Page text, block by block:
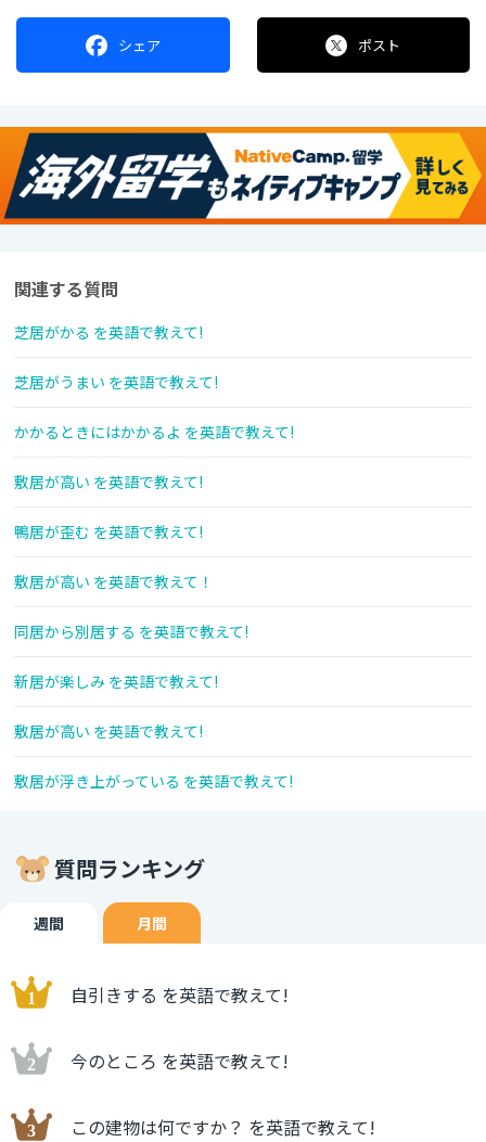
シェア ポスト
関連する質問
芝居がかる を英語で教えて!
芝居がうまい を英語で教えて!
かかるときにはかかるよ を英語で教えて!
敷居が高い を英語で教えて!
鴨居が歪む を英語で教えて!
敷居が高い を英語で教えて！
同居から別居する を英語で教えて!
新居が楽しみ を英語で教えて!
敷居が高い を英語で教えて!
敷居が浮き上がっている を英語で教えて!
質問ランキング
週間 月間
自引きする を英語で教えて!
今のところ を英語で教えて!
この建物は何ですか？ を英語で教えて!